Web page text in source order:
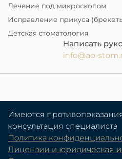
Лечение под микроскопом
Исправление прикуса
Детская стоматология
Написать
info@ao-
Имеются
консультация специалиста
Политика
Лицензии и юридическая